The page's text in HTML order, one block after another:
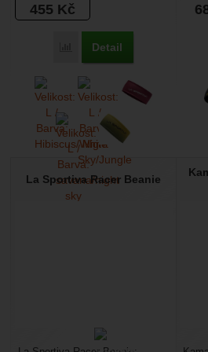
455 Kč
Přidat 'La Sportiva Fade
Detail
La Sportiva Racer Beanie